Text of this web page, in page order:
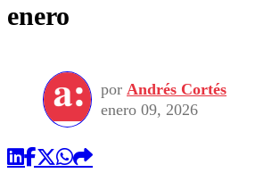
Seleccion Chilena
Torneo Internacional
Economía
Internacional
Publicaciones en medios
Opinión
enero
por Andrés Cortés
enero 09, 2026